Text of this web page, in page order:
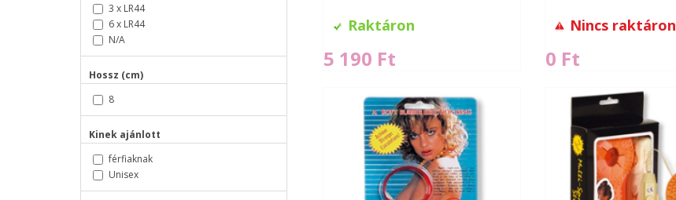
3 x LR44
6 x LR44
N/A
Hossz (cm)
8
Kinek ajánlott
férfiaknak
Unisex
Raktáron
5 190 Ft
Nincs raktáron
0 Ft